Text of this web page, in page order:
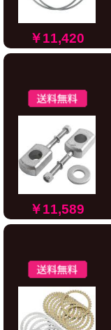
￥11,420
￥11,589